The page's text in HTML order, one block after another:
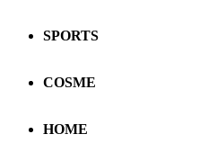
SPORTS
COSME
HOME